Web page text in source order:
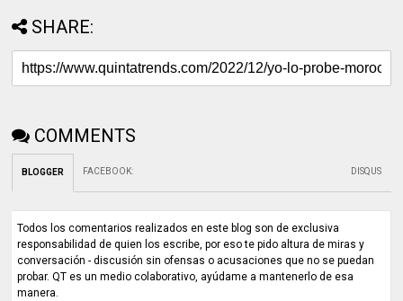
SHARE:
COMMENTS
BLOGGER FACEBOOK: DISQUS
Todos los comentarios realizados en este blog son de exclusiva
responsabilidad de quien los escribe, por eso te pido altura de miras y
conversación - discusión sin ofensas o acusaciones que no se puedan
probar. QT es un medio colaborativo, ayúdame a mantenerlo de esa
manera.